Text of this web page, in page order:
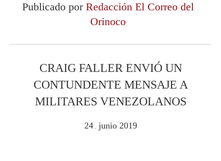
Publicado por Redacción El Correo del
Orinoco
CRAIG FALLER ENVIÓ UN
CONTUNDENTE MENSAJE A
MILITARES VENEZOLANOS
24 . junio 2019